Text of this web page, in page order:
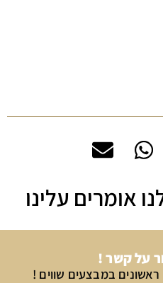
אומרים עלינו
על קשר !
במבצעים שווים !